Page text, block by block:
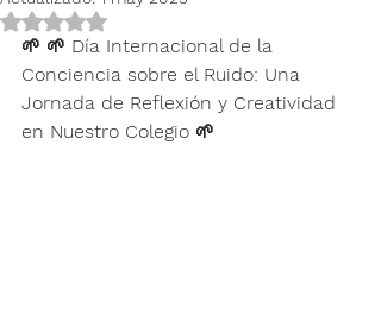
Obtuvo NaN de 5 estrellas.
🌱 🌱 Día Internacional de la
Conciencia sobre el Ruido: Una
Jornada de Reflexión y Creatividad
en Nuestro Colegio 🌱